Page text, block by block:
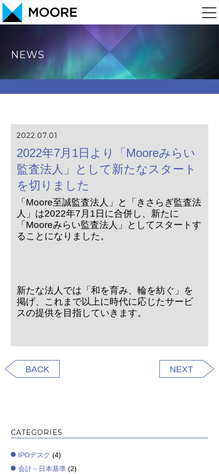
NEWS
2022.07.01
2022年7月1日より「Mooreみらい
監査法人」として新たなスタート
を切りました
「Moore至誠監査法人」と「きさらぎ監査法
人」は2022年7月1日に合併し、新たに
「Mooreみらい監査法人」としてスタートす
ることになりました。
新たな法人では「和を育み、輪を紡ぐ」を
掲げ、これまで以上に時代に応じたサービ
スの提供を目指していきます。
BACK NEXT
CATEGORIES
IPOデスク (4)
会計－日本基準 (2)